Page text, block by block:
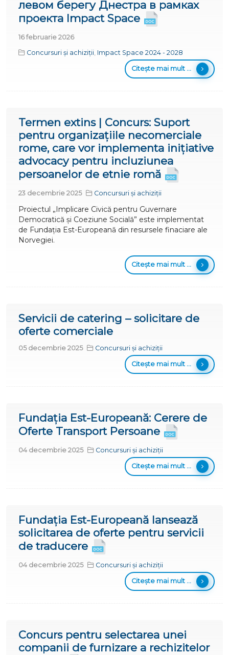
левом берегу Днестра в рамках
проекта Impact Space
16 februarie 2026
Concursuri și achiziții, Impact Space 2024 - 2028
Citește mai mult ...
Termen extins | Concurs: Suport
pentru organizațiile necomerciale
rome, care vor implementa inițiative
advocacy pentru incluziunea
persoanelor de etnie romă
23 decembrie 2025 Concursuri și achiziții
Proiectul „Implicare Civică pentru Guvernare
Democratică și Coeziune Socială” este implementat
de Fundația Est-Europeană din resursele finaciare ale
Norvegiei.
Citește mai mult ...
Servicii de catering – solicitare de
oferte comerciale
05 decembrie 2025 Concursuri și achiziții
Citește mai mult ...
Fundația Est-Europeană: Cerere de
Oferte Transport Persoane
04 decembrie 2025 Concursuri și achiziții
Citește mai mult ...
Fundația Est-Europeană lansează
solicitarea de oferte pentru servicii
de traducere
04 decembrie 2025 Concursuri și achiziții
Citește mai mult ...
Concurs pentru selectarea unei
companii de furnizare a rechizitelor